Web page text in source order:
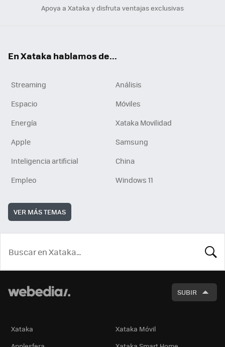
Apoya a Xataka y disfruta ventajas exclusivas
En Xataka hablamos de...
Streaming
Análisis
Espacio
Móviles
Energía
Xataka Movilidad
Apple
Samsung
Inteligencia artificial
China
Empleo
Windows 11
VER MÁS TEMAS
SUBIR
Xataka
Xataka Móvil